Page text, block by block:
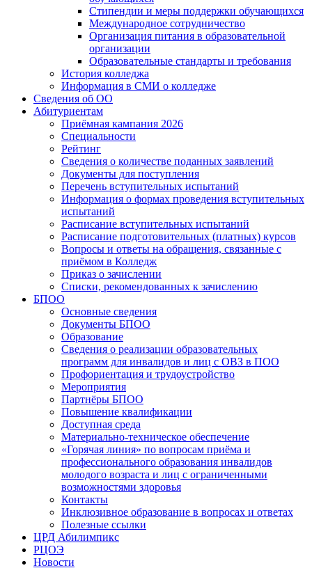
Стипендии и меры поддержки обучающихся
Международное сотрудничество
Организация питания в образовательной
организации
Образовательные стандарты и требования
История колледжа
Информация в СМИ о колледже
Сведения об ОО
Абитуриентам
Приёмная кампания 2026
Специальности
Рейтинг
Сведения о количестве поданных заявлений
Документы для поступления
Перечень вступительных испытаний
Информация о формах проведения вступительных
испытаний
Расписание вступительных испытаний
Расписание подготовительных (платных) курсов
Вопросы и ответы на обращения, связанные с
приёмом в Колледж
Приказ о зачислении
Списки, рекомендованных к зачислению
БПОО
Основные сведения
Документы БПОО
Образование
Сведения о реализации образовательных
программ для инвалидов и лиц с ОВЗ в ПОО
Профориентация и трудоустройство
Мероприятия
Партнёры БПОО
Повышение квалификации
Доступная среда
Материально-техническое обеспечение
«Горячая линия» по вопросам приёма и
профессионального образования инвалидов
молодого возраста и лиц с ограниченными
возможностями здоровья
Контакты
Инклюзивное образование в вопросах и ответах
Полезные ссылки
ЦРД Абилимпикс
РЦОЭ
Новости